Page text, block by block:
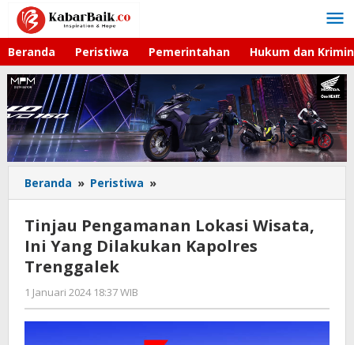
Lewati
konten
Beranda Peristiwa Pemerintahan Hukum dan
Beranda » Peristiwa »
Pengamanan
Wisata,
Ini
Tinjau Pengamanan Lokasi Wisata,
Ini Yang Dilakukan Kapolres
Trenggalek
1 Januari 2024 18:37 WIB
Kabar
Baik
02